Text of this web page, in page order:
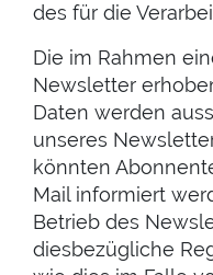
des für die
Die im Rahmen
Newsletter
Daten werden
unseres
könnten
Mail informiert
Betrieb des
diesbezügliche